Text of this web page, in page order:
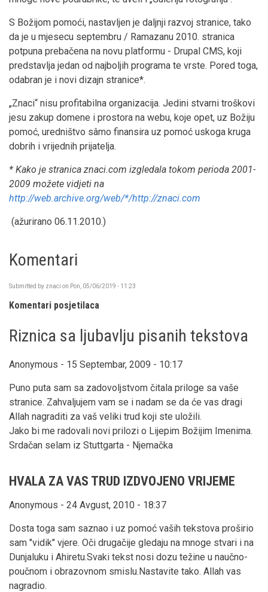
S Božijom pomoći, nastavljen je daljnji razvoj stranice, tako
da je u mjesecu septembru / Ramazanu 2010. stranica
potpuna prebačena na novu platformu - Drupal CMS, koji
predstavlja jedan od najboljih programa te vrste. Pored toga,
odabran je i novi dizajn stranice*.
„Znaci“ nisu profitabilna organizacija. Jedini stvarni troškovi
jesu zakup domene i prostora na webu, koje opet, uz Božiju
pomoć, uredništvo sâmo finansira uz pomoć uskoga kruga
dobrih i vrijednih prijatelja.
* Kako je stranica znaci.com izgledala tokom perioda 2001-
2009 možete vidjeti na
http://web.archive.org/web/*/http://znaci.com
(ažurirano 06.11.2010.)
Komentari
Submitted by znaci on Pon, 05/06/2019 - 11:23
Komentari posjetilaca
Riznica sa ljubavlju pisanih tekstova
Anonymous - 15 Septembar, 2009 - 10:17
Puno puta sam sa zadovoljstvom čitala priloge sa vaše
stranice. Zahvaljujem vam se i nadam se da će vas dragi
Allah nagraditi za vaš veliki trud koji ste uložili.
Jako bi me radovali novi prilozi o Lijepim Božijim Imenima.
Srdačan selam iz Stuttgarta - Njemačka
HVALA ZA VAS TRUD IZDVOJENO VRIJEME
Anonymous - 24 Avgust, 2010 - 18:37
Dosta toga sam saznao i uz pomoć vaših tekstova proširio
sam "vidik" vjere. Oči drugačije gledaju na mnoge stvari i na
Dunjaluku i Ahiretu.Svaki tekst nosi dozu težine u naučno-
poučnom i obrazovnom smislu.Nastavite tako. Allah vas
nagradio.